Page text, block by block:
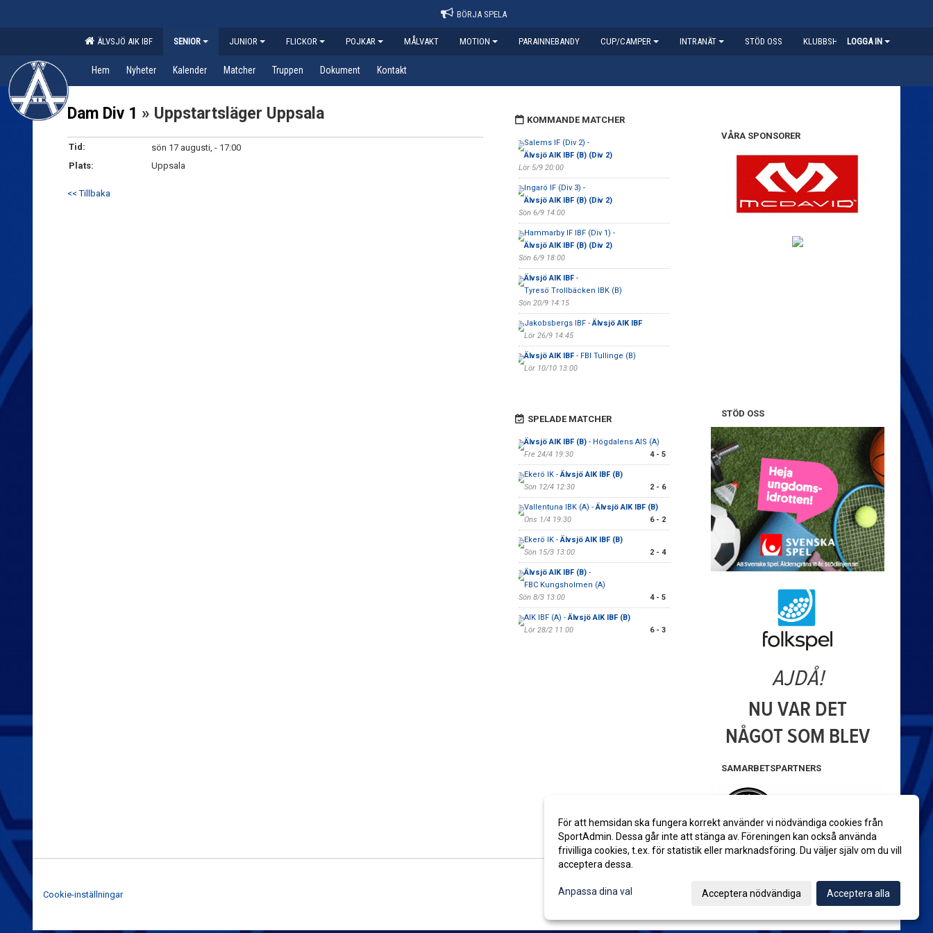
BÖRJA SPELA
ÄLVSJÖ AIK IBF SENIOR JUNIOR FLICKOR POJKAR MÅLVAKT MOTION PARAINNEBANDY CUP/CAMPER INTRANÄT STÖD OSS KLUBBSHOPLOGGA IN
Hem Nyheter Kalender Matcher Truppen Dokument Kontakt
Dam Div 1 » Uppstartsläger Uppsala
Tid:
sön 17 augusti, - 17:00
Plats:
Uppsala
<< Tillbaka
KOMMANDE MATCHER
Salems IF (Div 2) -
Älvsjö AIK IBF (B) (Div 2)
Lör 5/9 20:00
Ingarö IF (Div 3) -
Älvsjö AIK IBF (B) (Div 2)
Sön 6/9 14:00
Hammarby IF IBF (Div 1) -
Älvsjö AIK IBF (B) (Div 2)
Sön 6/9 18:00
Älvsjö AIK IBF-
Tyresö Trollbäcken IBK (B)
Sön 20/9 14:15
Jakobsbergs IBF -Älvsjö AIK IBF
Lör 26/9 14:45
Älvsjö AIK IBF- FBI Tullinge (B)
Lör 10/10 13:00
SPELADE MATCHER
Älvsjö AIK IBF (B)- Högdalens AIS (A)
Fre 24/4 19:30
4 - 5
Ekerö IK -Älvsjö AIK IBF (B)
Sön 12/4 12:30
2 - 6
Vallentuna IBK (A) -Älvsjö AIK IBF (B)
Ons 1/4 19:30
6 - 2
Ekerö IK -Älvsjö AIK IBF (B)
Sön 15/3 13:00
2 - 4
Älvsjö AIK IBF (B)-
FBC Kungsholmen (A)
Sön 8/3 13:00
4 - 5
AIK IBF (A) -Älvsjö AIK IBF (B)
Lör 28/2 11:00
6 - 3
VÅRA SPONSORER
STÖD OSS
SAMARBETSPARTNERS
Cookie-inställningar
För att hemsidan ska fungera korrekt använder vi nödvändiga cookies från
SportAdmin. Dessa går inte att stänga av. Föreningen kan också använda
frivilliga cookies, t.ex. för statistik eller marknadsföring. Du väljer själv om du vill
acceptera dessa.
Anpassa dina val Acceptera nödvändiga Acceptera alla